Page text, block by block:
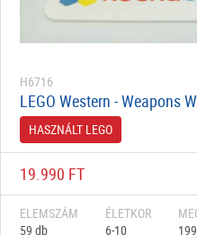
H6716
LEGO Western - Weapons
HASZNÁLT LEGO
19.990 FT
ELEMSZÁM
59 db
ÉLETKOR
6-10